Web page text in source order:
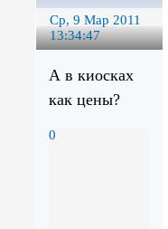
Ср, 9 Мар 2011
13:34:47
А в киосках
как цены?
0